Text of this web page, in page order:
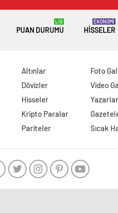
PUAN DURUMU
LİG
HISSELER
EKONOMİ
Altınlar
Dövizler
Hisseler
Kripto Paralar
Pariteler
Foto
Video
Yazarlar
Sıcak